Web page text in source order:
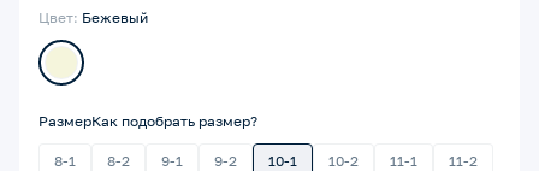
Цвет: Бежевый
РазмерКак подобрать размер?
8-1 8-2 9-1 9-2 10-1 10-2 11-1 11-2